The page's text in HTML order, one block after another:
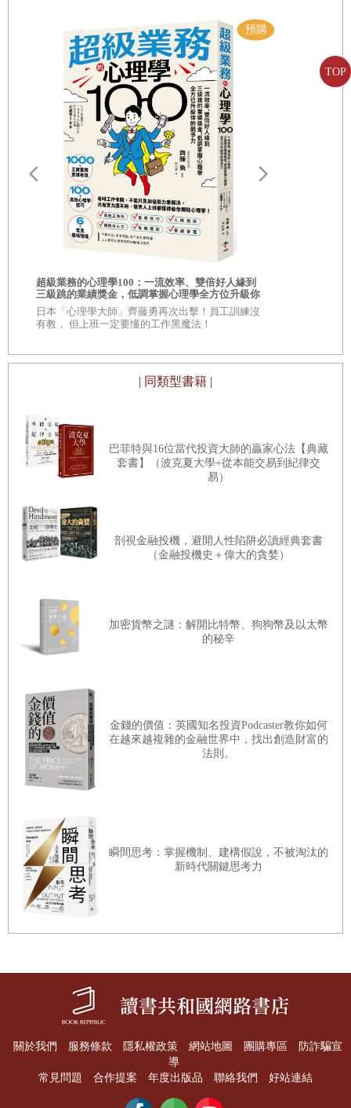
TOP
23／人脈即錢脈，解構高階獲利的關鍵連結
24／與成功者建立深層連結，獲取高階競爭資源
25／打造個人品牌，提升個人影響力
26／善用吸引力法則，讓夢想成為現實
戰略四：心智資產化，將心理素質轉化為創富資本
27／重塑積極心智，在挑戰中精準獵取成功
28／培養財富自信，打造豐富的內心資產
29／擺脫金錢負疚感，驅動財富吸引力
30／以長期主義布局，以定力換取財富位階
31／以謙卑姿態，構築永續的財富版圖
33／心智止損，拒絕為歷史成本支付利息
戰略五：精準理財，奪回資金的絕對掌控權
35／掌握收入三分法，徹底管理現有資金
36／勇敢斜槓，利用時間建構多元收入矩陣
37／定期記帳，遠離隱形消費的陷阱
38／量入為出，在消費主義時代重塑財富邊界
40／資源最優化，貨比三家管理資產
41／理性借貸，遠離債務旋渦
戰略六：戰略投資，建構資產增值的決策防線
43／精算投資紅線，平衡安全、流動與收益
44／價值投資，一場認知與耐心的對抗賽
46／審視機會成本，讓投資科學化
47／啟動歸零思維，擺脫投資沉沒成本
48／評斷內在價值，站穩股票投資標準
51／透過保險守護當下資產，避免未知風險侵蝕
52／將「不舒適感」兌現為創富潛能
53／標定目標、落實計畫，建構創富願景
司、基金、債券、房地產，甚至是掌握趨勢創業，讓手中的
錢生出更多的錢，從而獲得更多可以自由支配的財富。像是
購買房屋再出租給有需求的人，賺取源源不斷的租金；購買
發展潛力較大的公司所發行的股票，分享公司發展紅利，獲
得持續分紅；購買長期國債，享受發展成果，獲得穩定可觀
的利息等等。
第二種方式是創造，也就是創造全新價值來獲取利益。
透過投資創業；透過生產熱銷產品或提供創新服務，獲得源
源不斷的收益；透過寫作創造並出版，賺取豐厚的版稅；透
過投資自己，不斷提升自身知識和技術。只有終身學習，我
步伐，站在最前線創造更大的價值，獲得更豐厚的財富。
金錢雖然不是財富，卻是獲得財富的工具。
●看透本質：金錢只是貶值的符號，能產生被動收入的資產
才是真正財富
●雙向獲取：透過買入能生錢的資產、創造全新價值，將工
●打破守財：讓金錢流動並投資自我，利用高價值資產跑贏
通膨
／什麼是真正的財富自由？
一提起財富自由，很多人想到的是：擁有大量金錢，從此高
枕無憂，想吃什麼就吃什麼，駕駛想開的豪車，住在想居住
的豪宅。其實，這是誤解了財富自由，只得其皮毛，不見其
本質。
什麼是財富自由？每個人可能對此有各自的定義，但簡單來
何想去的地方。由此可見，財富自由並非是單純的金錢自
由，而是金錢、時間和空間的全面自由。
財富自由的基礎：金錢自由
所發明的最偉大自由工具之一。」因為一旦我們掌握了足夠
的金錢，便可以自由地按照自己的意願設計生活、改變生
就個人而言，金錢自由可以分為以下四個層次：
超級業務的心理學100：一流效率、雙倍好人緣到
三級跳的業績獎金，低調掌握心理學全方位升級你
的競爭力
日本「心理學大師」齊藤勇再次出擊！員工訓練沒
有教， 但上班一定要懂的工作黑魔法！
| 同類型書籍 |
巴菲特與16位當代投資大師的贏家心法【典藏
套書】（波克夏大學+從本能交易到紀律交
易）
剖視金融投機，避開人性陷阱必讀經典套書
（金融投機史＋偉大的貪婪）
加密貨幣之謎：解開比特幣、狗狗幣及以太幣
的秘辛
金錢的價值：英國知名投資Podcaster教你如何
在越來越複雜的金融世界中，找出創造財富的
法則。
瞬間思考：掌握機制、建構假說，不被淘汰的
新時代關鍵思考力
關於我們 服務條款 隱私權政策 網站地圖 團購專區
防詐騙宣
導
常見問題
合作提案 年度出版品 聯絡我們 好站連結